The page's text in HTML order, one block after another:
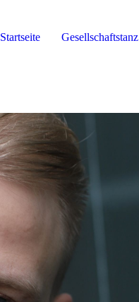
Startseite Gesellschaftstanz